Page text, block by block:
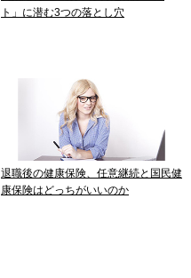
ト」に潜む3つの落とし穴
退職後の健康保険、任意継続と国民健
康保険はどっちがいいのか